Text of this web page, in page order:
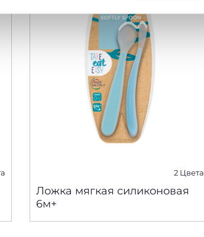
2 Цвета
Ложка мягкая силиконовая
6м+